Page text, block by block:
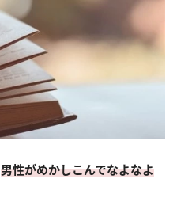
男性がめかしこんでなよなよ